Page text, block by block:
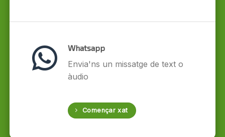
Whatsapp
Envia'ns un missatge de text o
àudio
Començar xat